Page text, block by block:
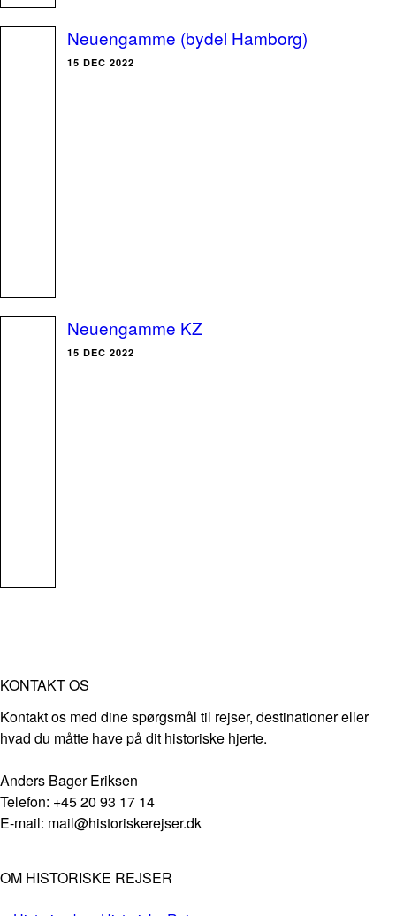
Neuengamme (bydel Hamborg)
15 DEC 2022
Neuengamme KZ
15 DEC 2022
KONTAKT OS
Kontakt os med dine spørgsmål til rejser, destinationer eller
hvad du måtte have på dit historiske hjerte.
Anders Bager Eriksen
Telefon: +45 20 93 17 14
E-mail: mail@historiskerejser.dk
OM HISTORISKE REJSER